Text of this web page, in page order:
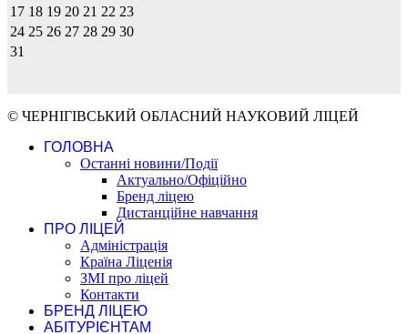
17 18 19 20 21 22 23
24 25 26 27 28 29 30
31
© ЧЕРНІГІВСЬКИЙ ОБЛАСНИЙ НАУКОВИЙ ЛІЦЕЙ
ГОЛОВНА
Останні новини/Події
Актуально/Офіційно
Бренд ліцею
Дистанційне навчання
ПРО ЛІЦЕЙ
Адміністрація
Країна Ліценія
ЗМІ про ліцей
Контакти
БРЕНД ЛІЦЕЮ
АБІТУРІЄНТАМ